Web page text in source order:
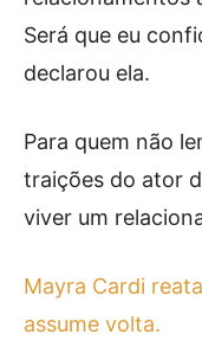
Será que eu
declarou ela.
Para quem não
traições do ator
viver um
Mayra Cardi
assume volta.